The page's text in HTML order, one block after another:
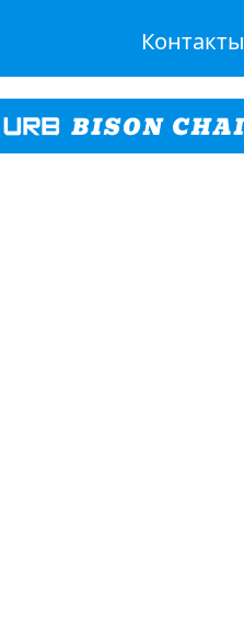
Контакты